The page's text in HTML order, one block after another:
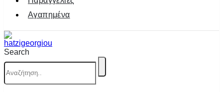
Αγαπημένα
Search